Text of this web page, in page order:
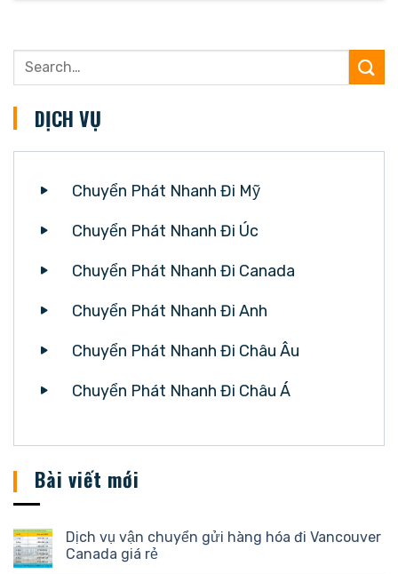
DỊCH VỤ
Chuyển Phát Nhanh Đi Mỹ
Chuyển Phát Nhanh Đi Úc
Chuyển Phát Nhanh Đi Canada
Chuyển Phát Nhanh Đi Anh
Chuyển Phát Nhanh Đi Châu Âu
Chuyển Phát Nhanh Đi Châu Á
Bài viết mới
Dịch vụ vận chuyển gửi hàng hóa đi Vancouver
Canada giá rẻ